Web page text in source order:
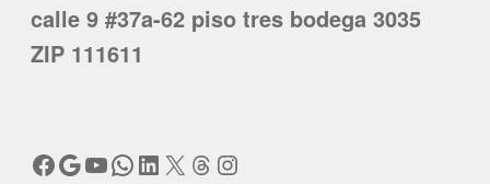
calle 9 #37a-62 piso tres bodega 3035
ZIP 111611
Facebook
Google
YouTube
WhatsApp
LinkedIn
X Threads
Instagram